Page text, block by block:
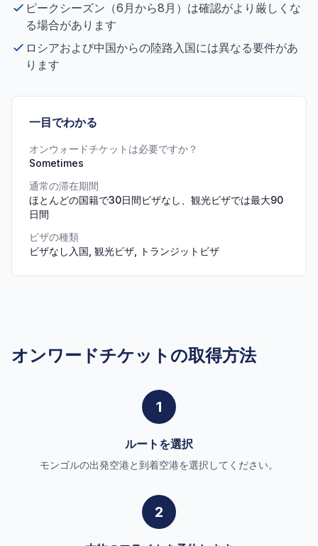
ピークシーズン（6月から8月）は確認がより厳しくな
る場合があります
ロシアおよび中国からの陸路入国には異なる要件があ
ります
一目でわかる
オンウォードチケットは必要ですか？
Sometimes
通常の滞在期間
ほとんどの国籍で30日間ビザなし、観光ビザでは最大90
日間
ビザの種類
ビザなし入国, 観光ビザ, トランジットビザ
オンワードチケットの取得方法
1
ルートを選択
モンゴルの出発空港と到着空港を選択してください。
2